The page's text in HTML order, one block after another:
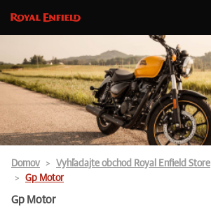
Domov Vyhľadajte obchod Royal Enfield Store
Gp Motor
Gp Motor